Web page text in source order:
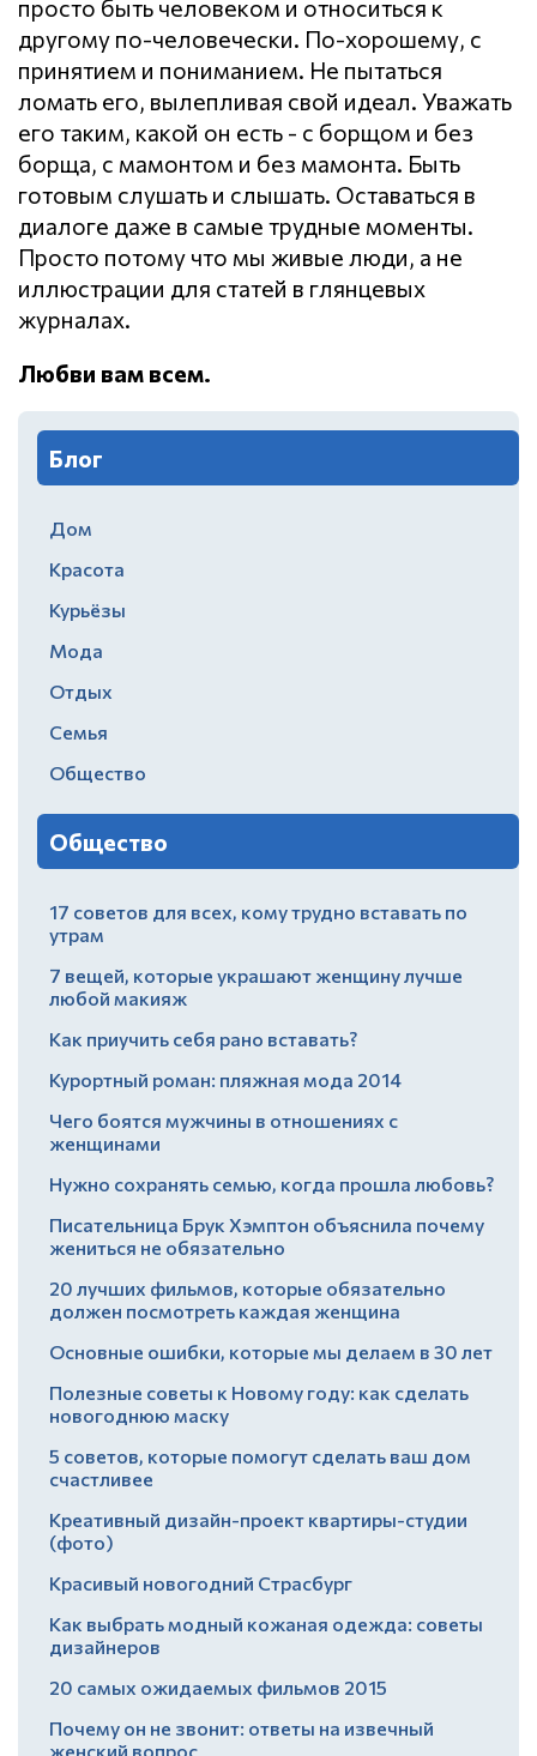
просто быть человеком и относиться к
другому по-человечески. По-хорошему, с
принятием и пониманием. Не пытаться
ломать его, вылепливая свой идеал. Уважать
его таким, какой он есть - с борщом и без
борща, с мамонтом и без мамонта. Быть
готовым слушать и слышать. Оставаться в
диалоге даже в самые трудные моменты.
Просто потому что мы живые люди, а не
иллюстрации для статей в глянцевых
журналах.
Любви вам всем.
Блог
Дом
Красота
Курьёзы
Мода
Отдых
Семья
Общество
Общество
17 советов для всех, кому трудно вставать по
утрам
7 вещей, которые украшают женщину лучше
любой макияж
Как приучить себя рано вставать?
Курортный роман: пляжная мода 2014
Чего боятся мужчины в отношениях с
женщинами
Нужно сохранять семью, когда прошла любовь?
Писательница Брук Хэмптон объяснила почему
жениться не обязательно
20 лучших фильмов, которые обязательно
должен посмотреть каждая женщина
Основные ошибки, которые мы делаем в 30 лет
Полезные советы к Новому году: как сделать
новогоднюю маску
5 советов, которые помогут сделать ваш дом
счастливее
Креативный дизайн-проект квартиры-студии
(фото)
Красивый новогодний Страсбург
Как выбрать модный кожаная одежда: советы
дизайнеров
20 самых ожидаемых фильмов 2015
Почему он не звонит: ответы на извечный
женский вопрос